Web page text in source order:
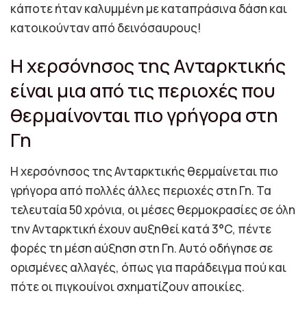
κάποτε ήταν καλυμμένη με καταπράσινα δάση και
κατοικούνταν από δεινόσαυρους!
Η χερσόνησος της Ανταρκτικής
είναι μια από τις περιοχές που
θερμαίνονται πιο γρήγορα στη
Γη
Η χερσόνησος της Ανταρκτικής θερμαίνεται πιο
γρήγορα από πολλές άλλες περιοχές στη Γη. Τα
τελευταία 50 χρόνια, οι μέσες θερμοκρασίες σε όλη
την Ανταρκτική έχουν αυξηθεί κατά 3°C, πέντε
φορές τη μέση αύξηση στη Γη. Αυτό οδήγησε σε
ορισμένες αλλαγές, όπως για παράδειγμα πού και
πότε οι πιγκουίνοι σχηματίζουν αποικίες.